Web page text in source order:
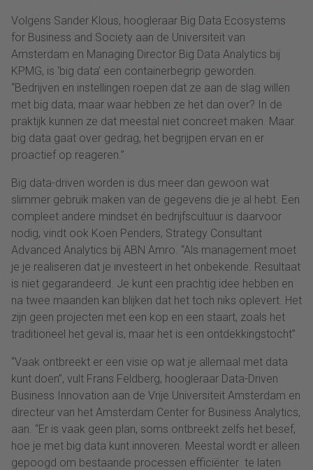
Volgens Sander Klous, hoogleraar Big Data Ecosystems
for Business and Society aan de Universiteit van
Amsterdam en Managing Director Big Data Analytics bij
KPMG, is ‘big data’ een containerbegrip geworden.
“Bedrijven en instellingen roepen dat ze aan de slag willen
met big data, maar waar hebben ze het dan over? In de
praktijk kunnen ze dat meestal niet concreet maken. Maar
big data gaat over gedrag, het begrijpen ervan en er
proactief op reageren.”
Big data-driven worden is dus meer dan gewoon wat
slimmer gebruik maken van de gegevens die je al hebt. Een
compleet andere mindset én bedrijfscultuur is daarvoor
nodig, vindt ook Koen Penders, ‎Strategy Consultant
Advanced Analytics bij ABN Amro. “Als management moet
je je realiseren dat je investeert in het onbekende. Resultaat
is niet gegarandeerd. Je kunt een prachtig idee hebben en
na twee maanden kan blijken dat het toch niks oplevert. Het
zijn geen projecten met een kop en een staart, zoals het
traditioneel het geval is, maar het is een ontdekkingstocht”
“Vaak ontbreekt er een visie op wat je allemaal met data
kunt doen”, vult Frans Feldberg, hoogleraar Data-Driven
Business Innovation aan de Vrije Universiteit Amsterdam en
directeur van het Amsterdam Center for Business Analytics,
aan. “Er is vaak geen plan, soms ontbreekt zelfs het besef,
hoe je met big data kunt innoveren. Meestal wordt er alleen
gepoogd om bestaande processen efficiënter te laten